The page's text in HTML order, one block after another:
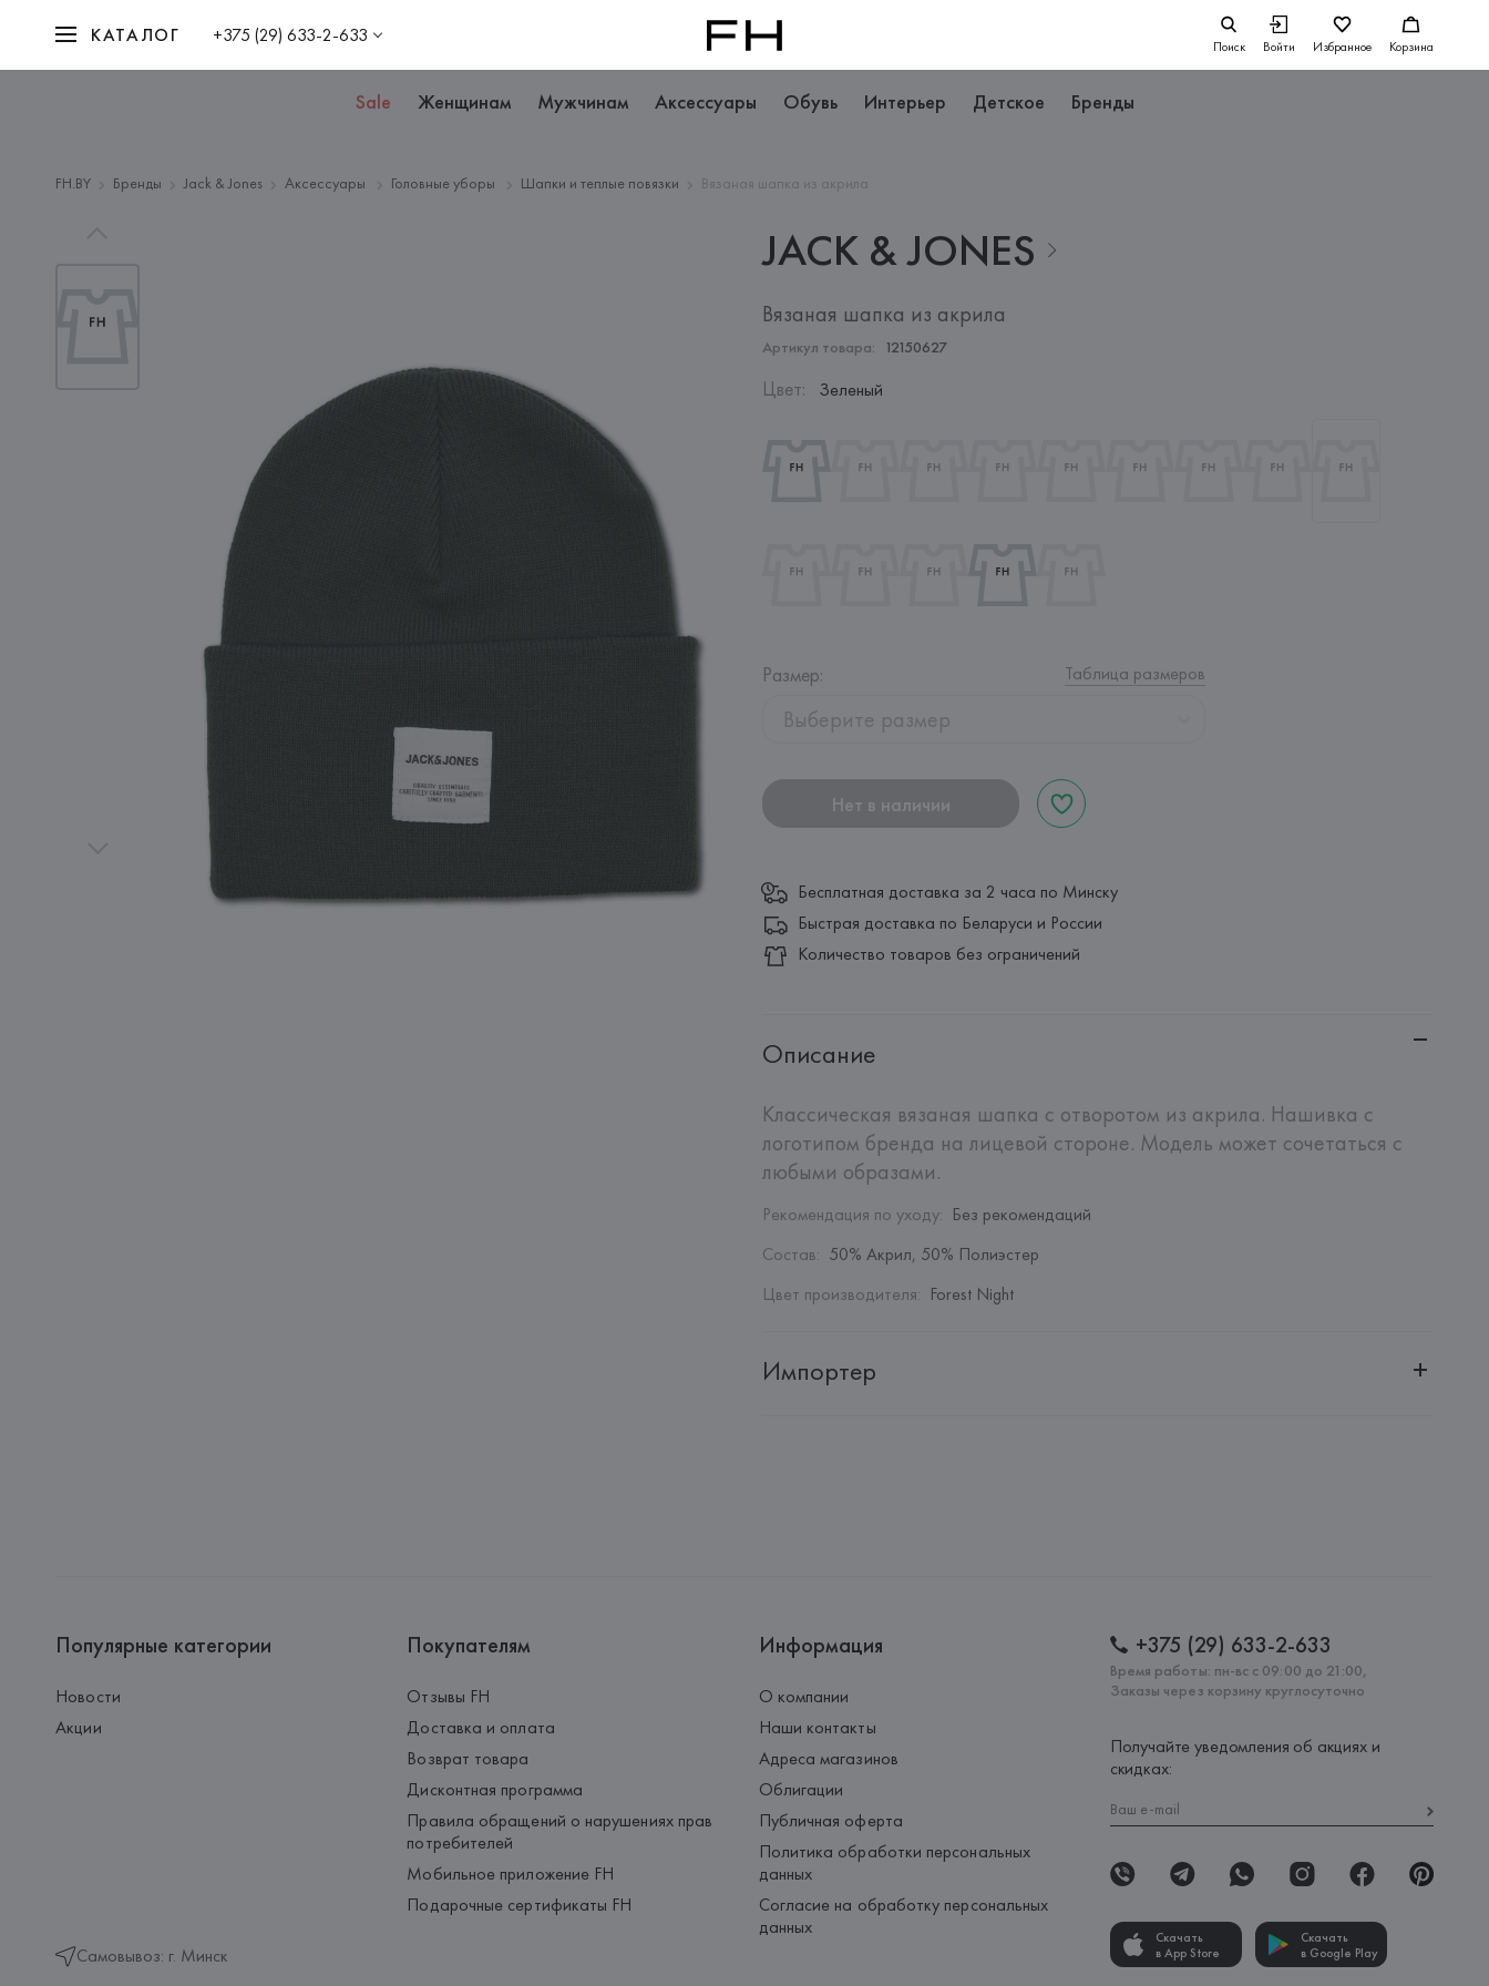
КАТАЛОГ +375 (29) 633-2-633 Поиск Войти Избранное Корзина
Sale Женщинам Мужчинам Аксессуары Обувь Интерьер Детское Бренды
FH.BY Бренды Jack & Jones Аксессуары Головные уборы Шапки и теплые повязки Вязаная шапка из акрила
JACK &JONES
Вязаная шапка из акрила
Артикул товара: 12150627
Цвет: Зеленый
Размер: Таблица размеров
Выберите размер
Нет в наличии
Бесплатная доставка за 2 часа по Минску
Быстрая доставка по Беларуси и России
Количество товаров без ограничений
Описание
Классическая вязаная шапка с отворотом из акрила. Нашивка с
логотипом бренда на лицевой стороне. Модель может сочетаться с
любыми образами.
Рекомендация по уходу: Без рекомендаций
Состав: 50% Акрил, 50% Полиэстер
Цвет производителя: Forest Night
Импортер
Популярные категории
Новости
Акции
Самовывоз: г. Минск
Покупателям
Отзывы FH
Доставка и оплата
Возврат товара
Дисконтная программа
Правила обращений о нарушениях прав
потребителей
Мобильное приложение FH
Подарочные сертификаты FH
Информация
О компании
Наши контакты
Адреса магазинов
Облигации
Публичная оферта
Политика обработки персональных
данных
Согласие на обработку персональных
данных
+375 (29) 633-2-633
Время работы: пн-вс с 09:00 до 21:00,
Заказы через корзину круглосуточно
Получайте уведомления об акциях и
скидках:
Скачать
в App Store
Скачать
в Google Play